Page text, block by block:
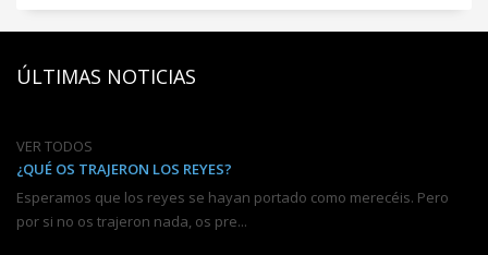
ÚLTIMAS NOTICIAS
VER TODOS
¿QUÉ OS TRAJERON LOS REYES?
Esperamos que los reyes se hayan portado como merecéis. Pero
por si no os trajeron nada, os pre...